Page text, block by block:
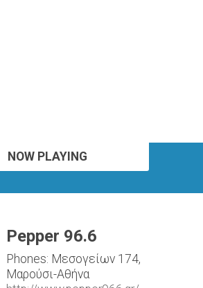
NOW PLAYING
Pepper 96.6
Phones: Μεσογείων 174,
Μαρούσι-Αθήνα